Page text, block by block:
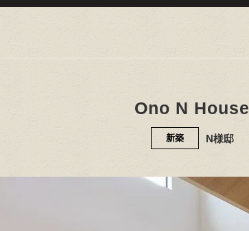
Ono N House
新築 N様邸